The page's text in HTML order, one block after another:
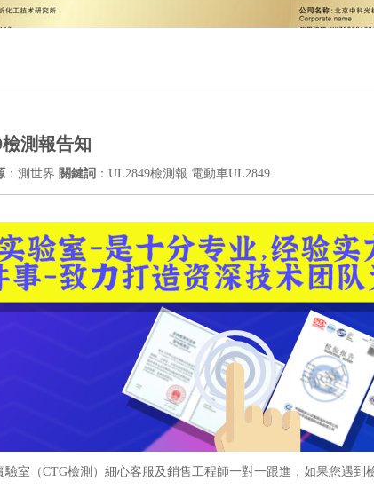
測報告知
：測世界 關鍵詞 ：UL2849檢測報 電動車UL2849
室（CTG檢測）細心客服及銷售工程師一對一跟進，如果您遇到